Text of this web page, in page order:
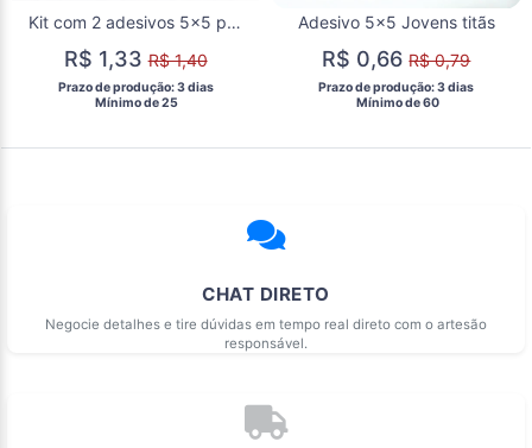
Kit com 2 adesivos 5x5 para latinha Batizado
R$ 1,33R$ 1,40
Prazo de produção: 3 dias
  Mínimo de 25
Adesivo 5x5 Jovens titãs
R$ 0,66R$ 0,79
Prazo de produção: 3 dias
  Mínimo de 60
CHAT DIRETO
Negocie detalhes e tire dúvidas em tempo real direto com o artesão
responsável.